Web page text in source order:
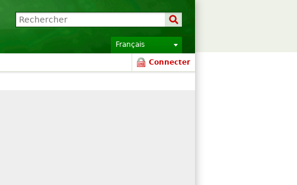
Français
Connecter